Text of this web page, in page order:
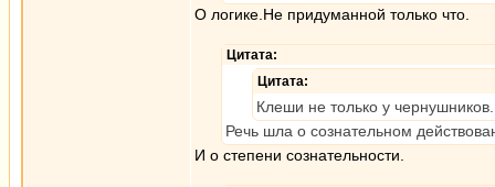
О логике.Не придуманной только что.
Цитата:
Цитата:
Клеши не только у
Речь шла о сознательном
И о степени сознательности.